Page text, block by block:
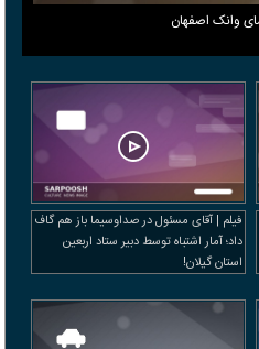
فیلم | آقای مسئول در صداوسیما باز هم گاف
داد؛ آمار اشتباه توسط دبیر ستاد اربعین
استان گیلان!